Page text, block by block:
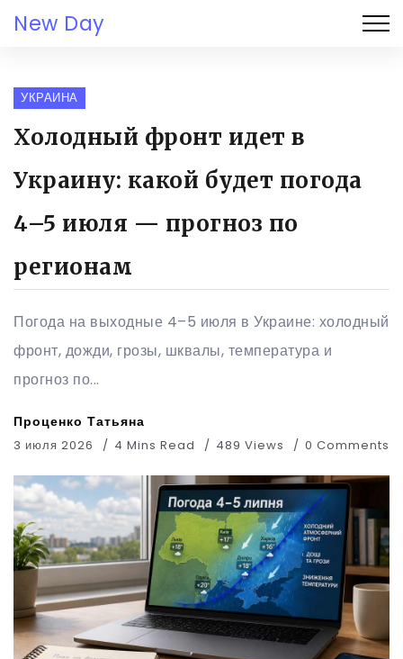
New Day
УКРАИНА
Холодный фронт идет в
Украину: какой будет погода
4–5 июля — прогноз по
регионам
Погода на выходные 4–5 июля в Украине: холодный
фронт, дожди, грозы, шквалы, температура и
прогноз по...
Проценко Татьяна
3 июля 2026 4 Mins Read 489 Views 0 Comments